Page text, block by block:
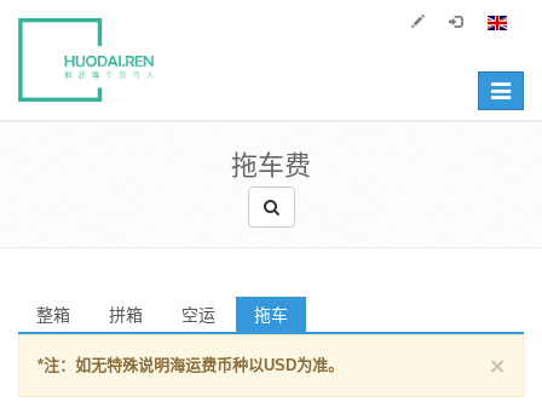
Toggle
拖车费
整箱 拼箱 空运 拖车
×
*注：如无特殊说明海运费币种以USD为准。